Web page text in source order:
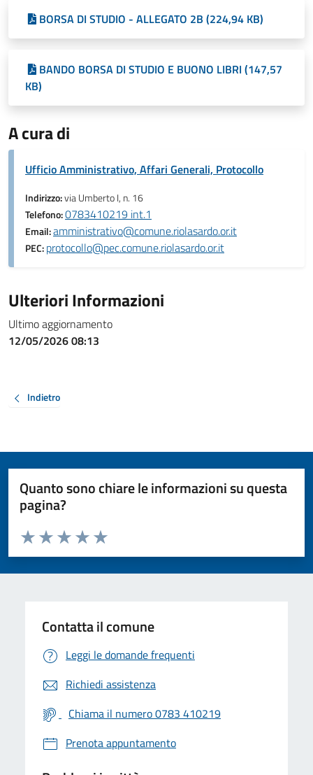
BORSA DI STUDIO - ALLEGATO 2B (224,94 KB)
BANDO BORSA DI STUDIO E BUONO LIBRI (147,57
KB)
A cura di
Ufficio Amministrativo, Affari Generali, Protocollo
Indirizzo:via Umberto I, n. 16
Telefono:0783410219 int.1
Email:amministrativo@comune.riolasardo.or.it
PEC:protocollo@pec.comune.riolasardo.or.it
Ulteriori Informazioni
Ultimo aggiornamento
12/05/2026 08:13
Indietro
Quanto sono chiare le informazioni su questa
pagina?
Valuta da 1 a 5 stelle la pagina
Valuta 5 stelle su 5
Valuta 4 stelle su 5
Valuta 3 stelle su 5
Valuta 2 stelle su 5
Valuta 1 stelle su 5
Contatta il comune
Leggi le domande frequenti
Richiedi assistenza
Chiama il numero 0783 410219
Prenota appuntamento